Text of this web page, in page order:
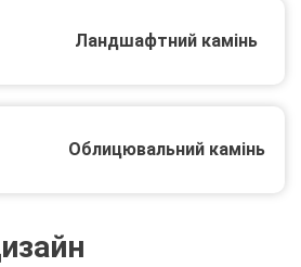
Ландшафтний камінь
Облицювальний камінь